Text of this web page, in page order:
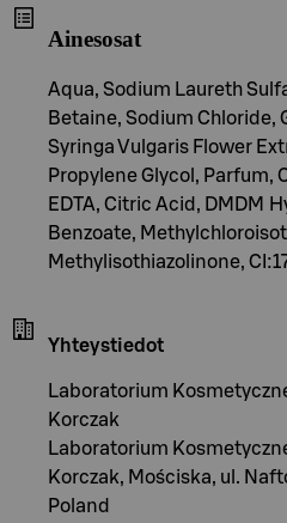
Ainesosat
Aqua, Sodium Laureth
Betaine, Sodium Chloride,
Syringa Vulgaris Flower
Propylene Glycol, Parfum,
EDTA, Citric Acid, DMDM
Benzoate,
Methylisothiazolinone,
Yhteystiedot
Laboratorium
Korczak
Laboratorium
Korczak, Mościska, ul.
Poland